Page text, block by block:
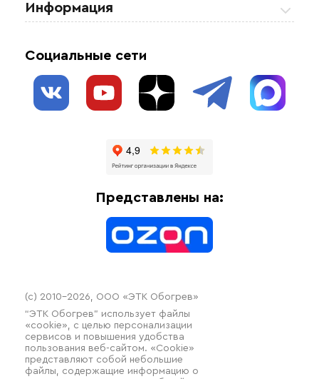
Регулирующая аппаратура
Взрывозащищенное оборудование
Системы защиты от протечки
Отопительное оборудование
Обогрев резервуаров
Обогрев трубопроводов
Информация
Блог
Социальные сети
Представлены на:
(c) 2010–2026, ООО «ЭТК Обогрев»
“ЭТК Обогрев” использует файлы
«cookie», с целью персонализации
сервисов и повышения удобства
пользования веб-сайтом. «Cookie»
представляют собой небольшие
файлы, содержащие информацию о